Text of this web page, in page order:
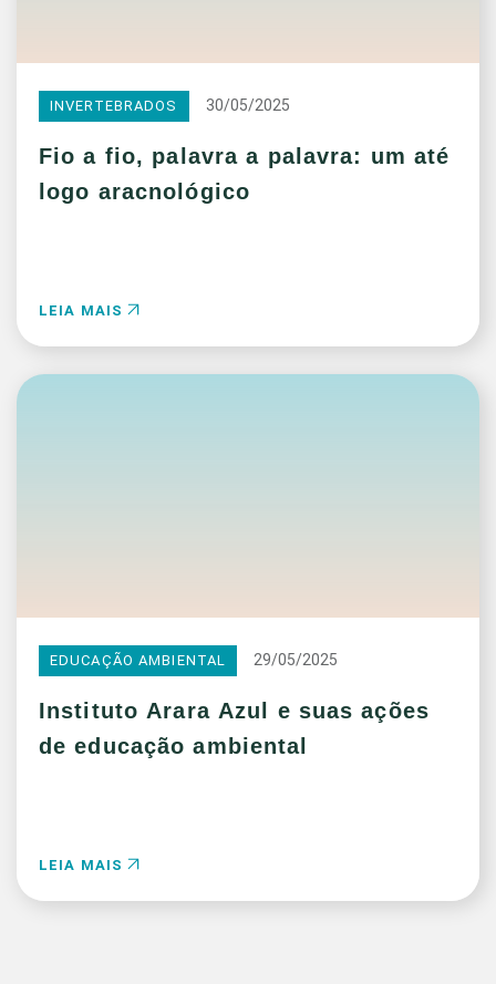
INVERTEBRADOS 30/05/2025
Fio a fio, palavra a palavra: um até
logo aracnológico
LEIA MAIS
EDUCAÇÃO AMBIENTAL 29/05/2025
Instituto Arara Azul e suas ações
de educação ambiental
LEIA MAIS